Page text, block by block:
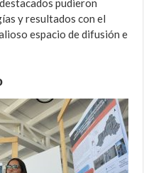
pudieron
y resultados con el
espacio de difusión e